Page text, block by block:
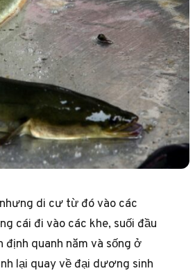
di cư từ đó vào các
cái đi vào các khe, suối đầu
định quanh năm và sống ở
lại quay về đại dương sinh